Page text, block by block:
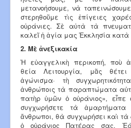
μετανοήσουμε, νὰ
στερηθοῦμε τὶς ἐπίγειες
οὐράνιες. Σὲ αὐτὰ τὰ
καλεῖ ἡ ἁγία μας Ἐκκλησία κατὰ
2. Μὲ ἀνεξικακία
Ἡ εὐαγγελικὴ περικοπή, ποὺ
θεία Λειτουργία, μᾶς
ἀγώνισμα· τὴ
ἀνθρώποις τὰ παραπτώματα
πατὴρ ὑμῶν ὁ οὐράνιος»,
συγχωρήσετε τὰ
ἄνθρωποι, θὰ συγχωρήσει καὶ
ὁ οὐράνιος Πατέρας σας.